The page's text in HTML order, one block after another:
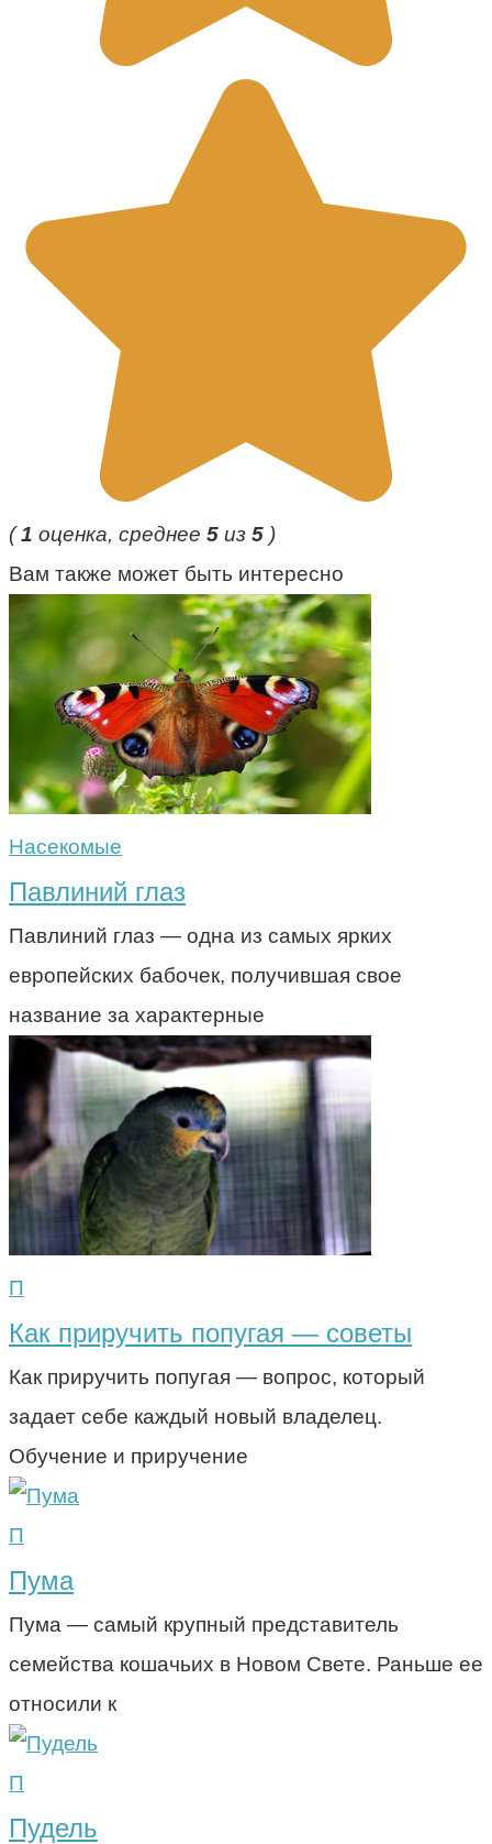
(1 оценка, среднее 5 из 5 )
Вам также может быть интересно
Насекомые
Павлиний глаз
Павлиний глаз — одна из самых ярких
европейских бабочек, получившая свое
название за характерные
П
Как приручить попугая — советы
Как приручить попугая — вопрос, который
задает себе каждый новый владелец.
Обучение и приручение
П
Пума
Пума — самый крупный представитель
семейства кошачьих в Новом Свете. Раньше ее
относили к
П
Пудель